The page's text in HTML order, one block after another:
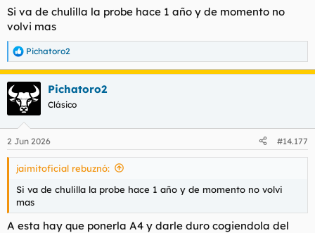
m
a
Si va de chulilla la probe hace 1 año y de momento no
volvi mas
R
e
a
c
c
e
s
Pichatoro2
Pichatoro2
Clásico
2 Jun 2026 #14.177
jaimitoficial rebuznó:
Si va de chulilla la probe hace 1 año y de momento no volvi
mas
A esta hay que ponerla A4 y darle duro cogiendola del